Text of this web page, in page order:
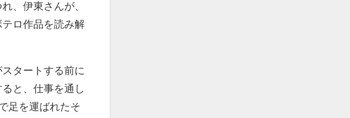
、伊東さんが、
ロ作品を読み解
タートする前に
と、仕事を通し
足を運ばれたそ